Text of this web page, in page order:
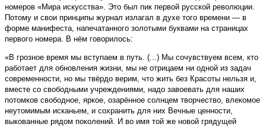
номеров «Мира искусства». Это был пик первой русской революции.
Потому и свои принципы журнал излагал в духе того времени — в
форме манифеста, напечатанного золотыми буквами на страницах
первого номера. В нём говорилось:
«В грозное время мы вступаем в путь. (...) Мы сочувствуем всем, кто
работает для обновления жизни, мы не отрицаем ни одной из задач
современности, но мы твёрдо верим, что жить без Красоты нельзя и,
вместе со свободными учреждениями, надо завоевать для наших
потомков свободное, яркое, озарённое солн­цем творчество, влекомое
неутомимым исканьем, и сохранить для них Вечные ценности,
выкованные рядом поколений. И во имя той же новой грядущей